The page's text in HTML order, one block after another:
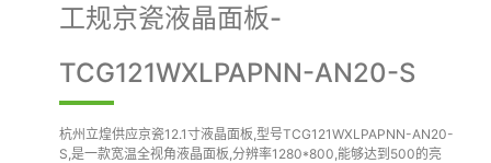
工规京瓷液晶面板-
TCG121WXLPAPNN-AN20-S
杭州立煌供应京瓷12.1寸液晶面板,型号TCG121WXLPAPNN-AN20-
S,是一款宽温全视角液晶面板,分辨率1280*800,能够达到500的亮